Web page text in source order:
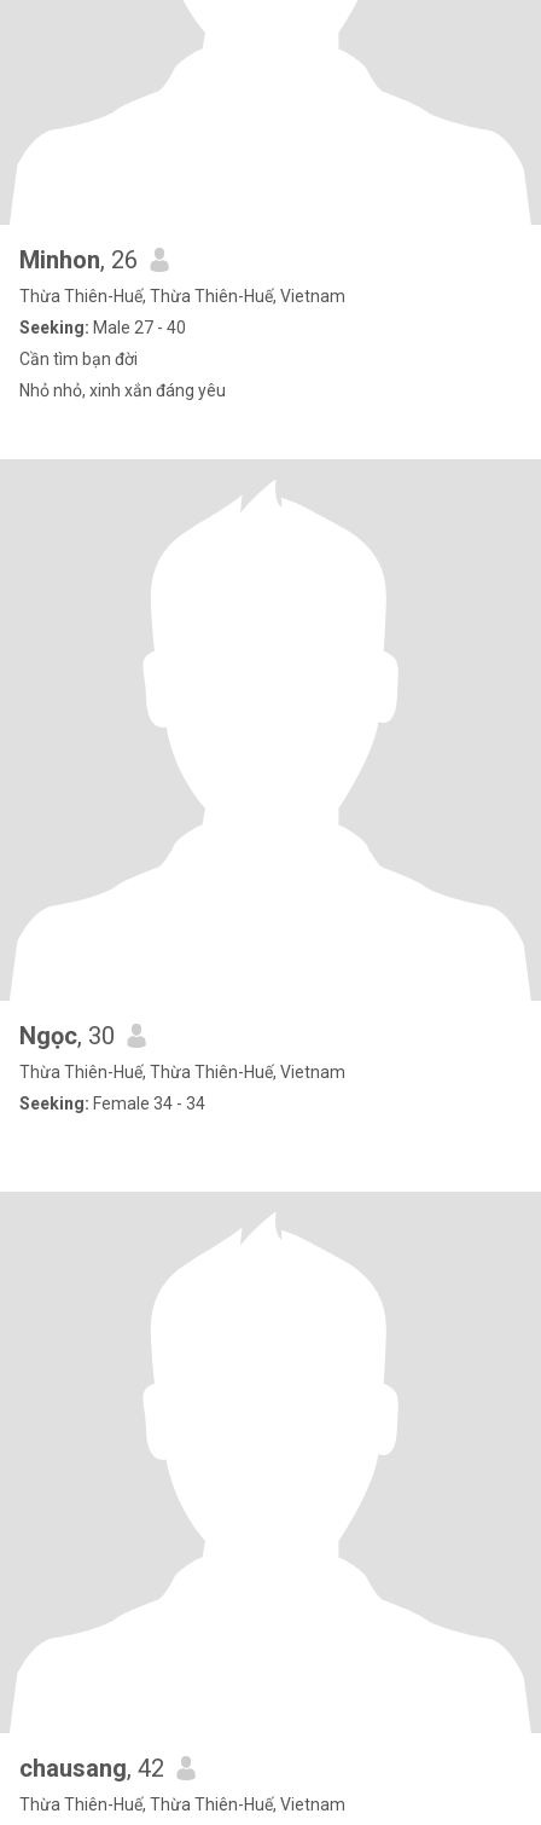
Minhon, 26
Thừa Thiên-Huế, Thừa Thiên-Huế, Vietnam
Seeking: Male 27 - 40
Cần tìm bạn đời
Nhỏ nhỏ, xinh xắn đáng yêu
Ngọc, 30
Thừa Thiên-Huế, Thừa Thiên-Huế, Vietnam
Seeking: Female 34 - 34
chausang, 42
Thừa Thiên-Huế, Thừa Thiên-Huế, Vietnam